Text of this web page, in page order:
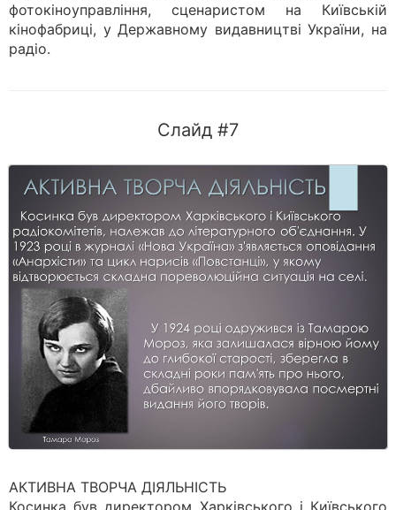
фотокіноуправління, сценаристом на Київській
кінофабриці, у Державному видавництві України, на
радіо.
Слайд #7
АКТИВНА ТВОРЧА ДІЯЛЬНІСТЬ
Косинка був директором Харківського і Київського